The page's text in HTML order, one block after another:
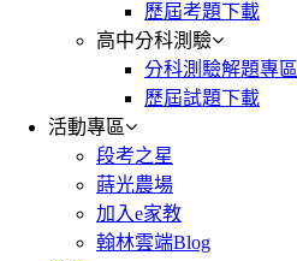
歷屆考題下載
高中分科測驗
分科測驗解題專區
歷屆試題下載
活動專區
段考之星
蒔光農場
加入e家教
翰林雲端Blog